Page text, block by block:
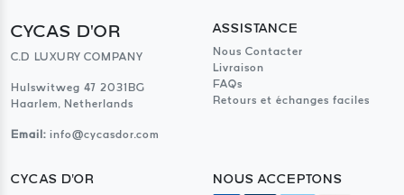
CYCAS D'OR
C.D LUXURY COMPANY
Hulswitweg 47 2031BG
Haarlem, Netherlands
Email: info@cycasdor.com
ASSISTANCE
Nous Contacter
Livraison
FAQs
Retours et échanges faciles
CYCAS D'OR NOUS ACCEPTONS